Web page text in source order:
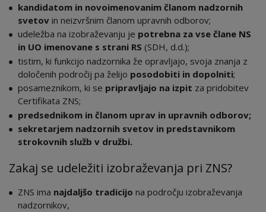
kandidatom in novoimenovanim članom nadzornih
svetov in neizvršnim članom upravnih odborov;
udeležba na izobraževanju je potrebna za vse člane NS
in UO imenovane s strani RS (SDH, d.d.);
tistim, ki funkcijo nadzornika že opravljajo, svoja znanja z
določenih področij pa želijo posodobiti in dopolniti;
posameznikom, ki se pripravljajo na izpit za pridobitev
Certifikata ZNS;
predsednikom in članom uprav in upravnih odborov;
sekretarjem nadzornih svetov in predstavnikom
strokovnih služb v družbi.
Zakaj se udeležiti izobraževanja pri ZNS?
ZNS ima najdaljšo tradicijo na področju izobraževanja
nadzornikov,